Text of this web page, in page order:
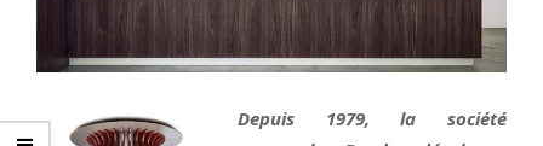
Depuis 1979, la société